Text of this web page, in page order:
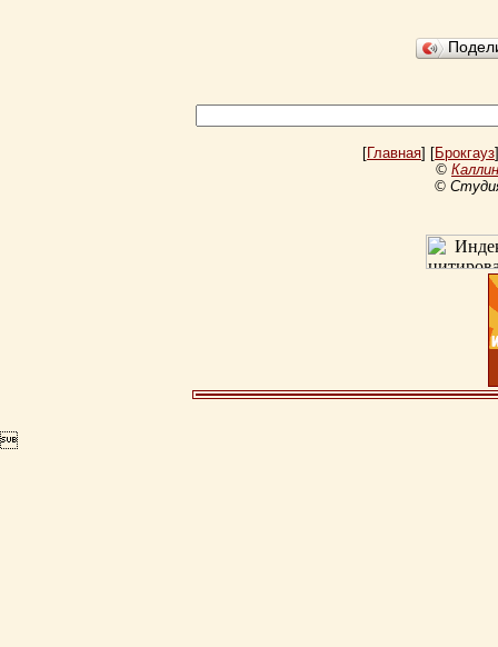
[Главная] [Брокгауз
©
©
